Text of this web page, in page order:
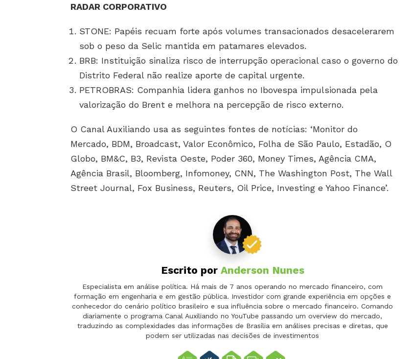
RADAR CORPORATIVO
STONE: Papéis recuam forte após volumes transacionados desacelerarem
sob o peso da Selic mantida em patamares elevados.
BRB: Instituição sinaliza risco de interrupção operacional caso o governo do
Distrito Federal não realize aporte de capital urgente.
PETROBRAS: Companhia lidera ganhos no Ibovespa impulsionada pela
valorização do Brent e melhora na percepção de risco externo.
O Canal Auxiliando usa as seguintes fontes de notícias: ‘Monitor do
Mercado, BDM, Broadcast, Valor Econômico, Folha de São Paulo, Estadão, O
Globo, BM&C, B3, Revista Oeste, Poder 360, Money Times, Agência CMA,
Agência Brasil, Bloomberg, Infomoney, CNN, The Washington Post, The Wall
Street Journal, Fox Business, Reuters, Oil Price, Investing e Yahoo Finance’.
Escrito por Anderson Nunes
Especialista em análise política. Há mais de 7 anos operando no mercado financeiro, com
formação em engenharia e em gestão pública. Investidor com grande experiência em opções e
conhecedor do cenário político brasileiro e sua influência sobre o mercado financeiro. Comando
diariamente o programa Canal Auxiliando no YouTube passando um overview do mercado,
traduzindo as complexidades das informações de Brasília em análises precisas e diretas, que
podem ser utilizadas nas decisões de investimentos